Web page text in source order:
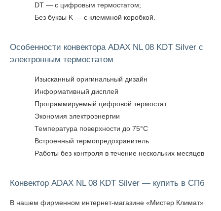
DT — с цифровым термостатом;
Без буквы K — с клеммной коробкой.
Особенности конвектора ADAX NL 08 KDT Silver с
электронным термостатом
Изысканный оригинальный дизайн
Информативный дисплей
Программируемый цифровой термостат
Экономия электроэнергии
Температура поверхности до 75°C
Встроенный термопредохранитель
Работы без контроля в течение нескольких месяцев
Конвектор ADAX NL 08 KDT Silver — купить в СПб
В нашем фирменном интернет-магазине «Мистер Климат»